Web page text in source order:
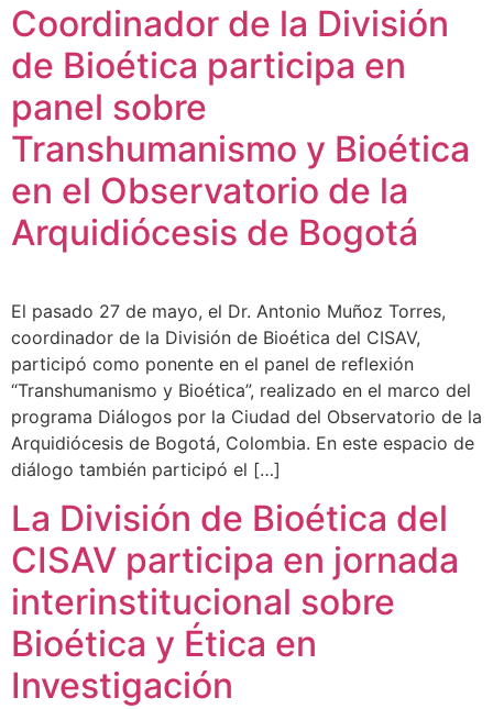
Coordinador de la División
de Bioética participa en
panel sobre
Transhumanismo y Bioética
en el Observatorio de la
Arquidiócesis de Bogotá
El pasado 27 de mayo, el Dr. Antonio Muñoz Torres,
coordinador de la División de Bioética del CISAV,
participó como ponente en el panel de reflexión
“Transhumanismo y Bioética”, realizado en el marco del
programa Diálogos por la Ciudad del Observatorio de la
Arquidiócesis de Bogotá, Colombia. En este espacio de
diálogo también participó el […]
La División de Bioética del
CISAV participa en jornada
interinstitucional sobre
Bioética y Ética en
Investigación